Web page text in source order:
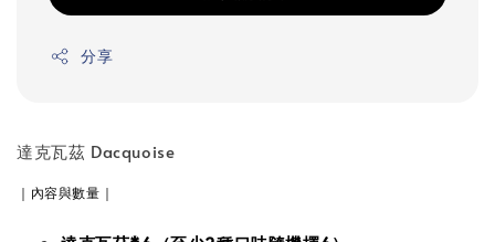
分享
達克瓦茲 Dacquoise
｜內容與數量｜